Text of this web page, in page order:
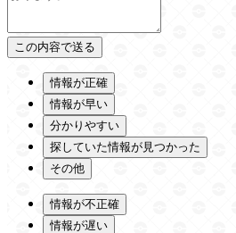
情報が正確
情報が早い
分かりやすい
探していた情報が見つかった
その他
情報が不正確
情報が遅い